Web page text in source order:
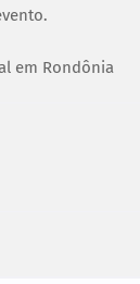
em Rondônia